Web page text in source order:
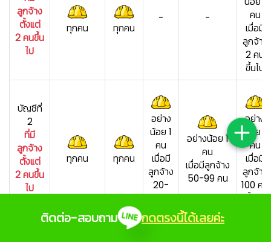
ลูกจ้าง
ตั้งแต่
2 คนขึ้น
ไป
ทุกคน ทุกคน
- -
คน
เมื่อมี
ลูกจ้าง
2 คน
ขึ้นไป
บัญชีที่
2
ที่มี
ลูกจ้าง
ตั้งแต่
2 คนขึ้น
ไป
ทุกคน ทุกคน
อย่าง
น้อย 1
คน
เมื่อมี
ลูกจ้าง
20-
49 คน
อย่างน้อย 1
คน
เมื่อมีลูกจ้าง
50-99 คน
อย่าง
น้อย 1
คน
เมื่อมี
ลูกจ้าง
100 คน
ขึ้นไป
ติดต่อ-สอบถาม กดตรงนี้ได้เลยค่ะ